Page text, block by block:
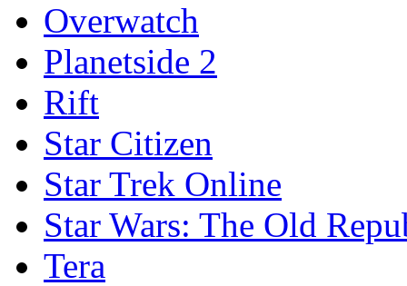
Overwatch
Planetside 2
Rift
Star Citizen
Star Trek Online
Star Wars: The Old
Tera